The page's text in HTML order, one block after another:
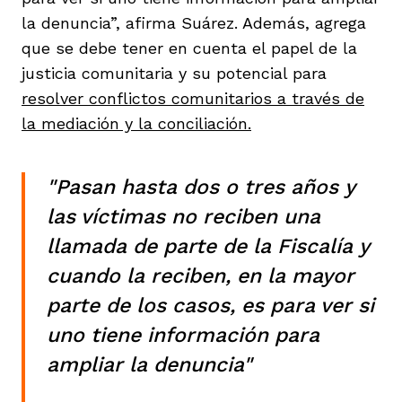
la denuncia”, afirma Suárez. Además, agrega
que se debe tener en cuenta el papel de la
justicia comunitaria y su potencial para
resolver conflictos comunitarios a través de
la mediación y la conciliación.
"Pasan hasta dos o tres años y
las víctimas no reciben una
llamada de parte de la Fiscalía y
cuando la reciben, en la mayor
parte de los casos, es para ver si
uno tiene información para
ampliar la denuncia"